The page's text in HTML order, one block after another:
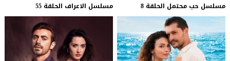
مسلسل حب محتمل الحلقة 8 مسلسل الاعراف الحلقة 55